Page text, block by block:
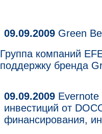
09.09.2009 Green
Группа компаний
поддержку бренда
09.09.2009
инвестиций от
финансирования,